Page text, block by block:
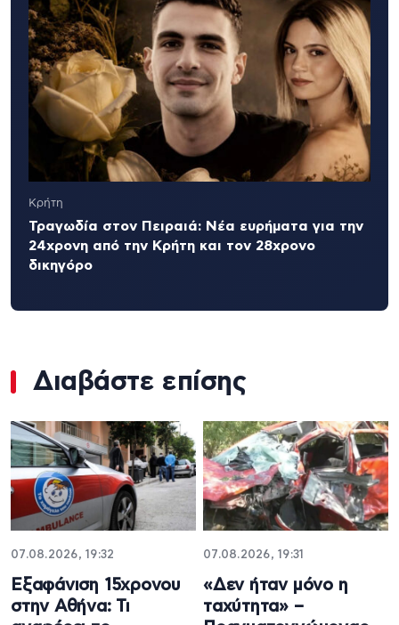
Κρήτη
Τραγωδία στον Πειραιά: Νέα ευρήματα για την
24χρονη από την Κρήτη και τον 28χρονο
δικηγόρο
Διαβάστε επίσης
07.08.2026, 19:32
Εξαφάνιση 15χρονου
στην Αθήνα: Τι
07.08.2026, 19:31
«Δεν ήταν μόνο η
ταχύτητα» –